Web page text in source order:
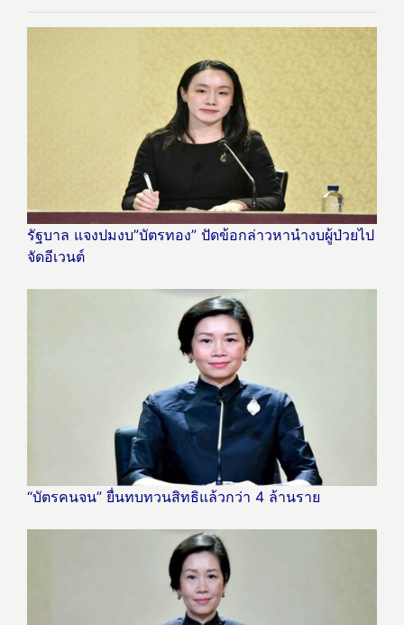
รัฐบาล แจงปมงบ”บัตรทอง” ปัดข้อกล่าวหานำงบผู้ป่วยไป
จัดอีเวนต์
“บัตรคนจน” ยื่นทบทวนสิทธิแล้วกว่า 4 ล้านราย